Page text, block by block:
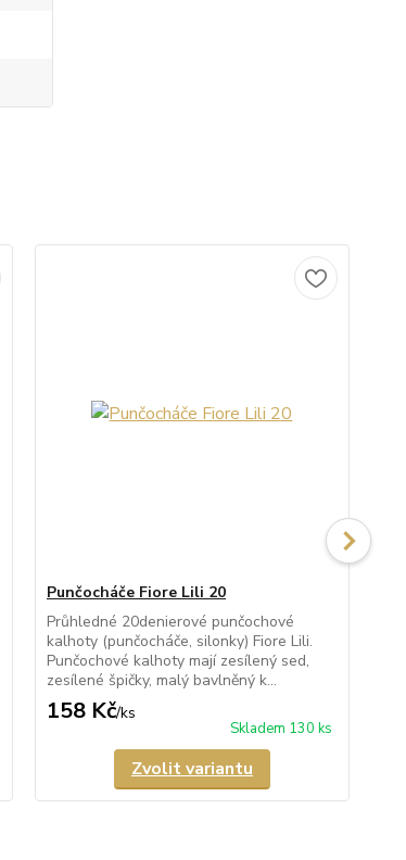
Punčocháče Fiore Lili 20
Průhledné 20denierové punčochové
kalhoty (punčocháče, silonky) Fiore Lili.
Punčochové kalhoty mají zesílený sed,
zesílené špičky, malý bavlněný k...
158 Kč/ks
Skladem 130 ks
Zvolit variantu